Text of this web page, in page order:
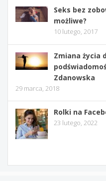
Seks bez
możliwe?
10 lutego, 2017
Zmiana życia
Zdanowska
29 marca, 2018
Rolki na
23 lutego, 2022